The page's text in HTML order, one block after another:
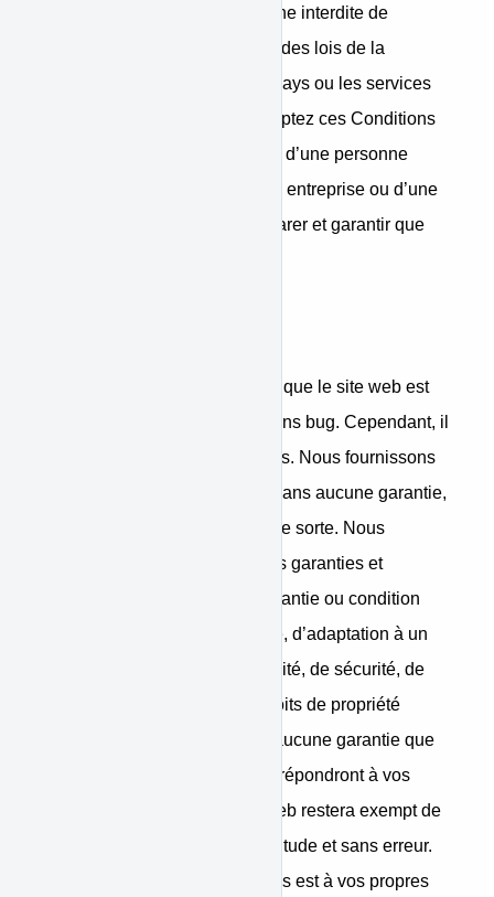
si vous n’êtes pas une personne interdite de
recevoir des services en vertu des lois de la
juridiction applicable dans le pays ou les services
sont disponibles. Si vous acceptez ces Conditions
et utilisez les Services au nom d’une personne
physique, d’une société, d’une entreprise ou d’une
organisation, vous devez déclarer et garantir que
WiniPayer s’assurera toujours que le site web est
disponible à tout moment et sans bug. Cependant, il
est utilisé à vos propres risques. Nous fournissons
tous les services « en l’état » sans aucune garantie,
expresse ou implicite, d’aucune sorte. Nous
déclinons expressément toutes garanties et
conditions, y compris toute garantie ou condition
implicite de qualité marchande, d’adaptation à un
usage particulier, de disponibilité, de sécurité, de
titre et de non-violation des droits de propriété
intellectuelle, sans limitation, aucune garantie que
notre site web et nos services répondront à vos
exigences ou que notre site web restera exempt de
toute interruption, bug, inexactitude et sans erreur.
Votre utilisation de nos services est à vos propres